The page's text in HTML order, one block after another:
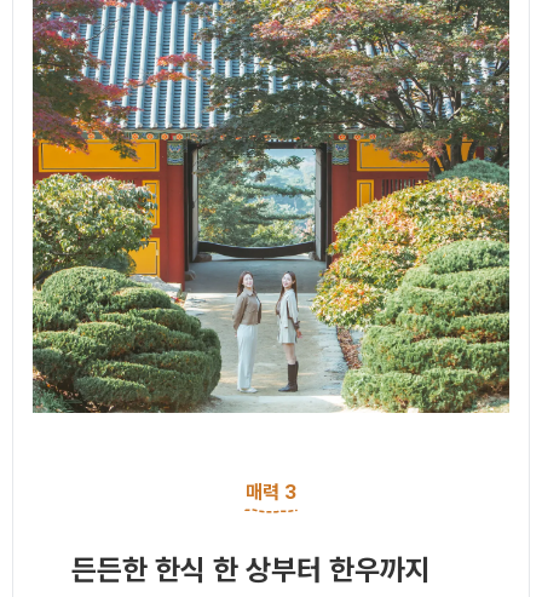
매력 3
든든한 한식 한 상부터 한우까지